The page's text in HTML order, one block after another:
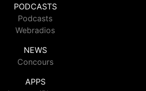
PODCASTS
Podcasts
Webradios
NEWS
Concours
APPS